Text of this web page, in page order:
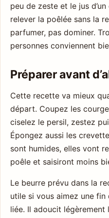
peu de zeste et le jus
relever la poêlée sans la
parfumer, pas dominer.
personnes conviennent
Préparer avant
Cette recette va mieux
départ. Coupez les
ciselez le persil, zestez
Épongez aussi les
sont humides, elles vont
poêle et saisiront moins
Le beurre prévu dans la
utile si vous aimez une fin
liée. Il adoucit légèrement